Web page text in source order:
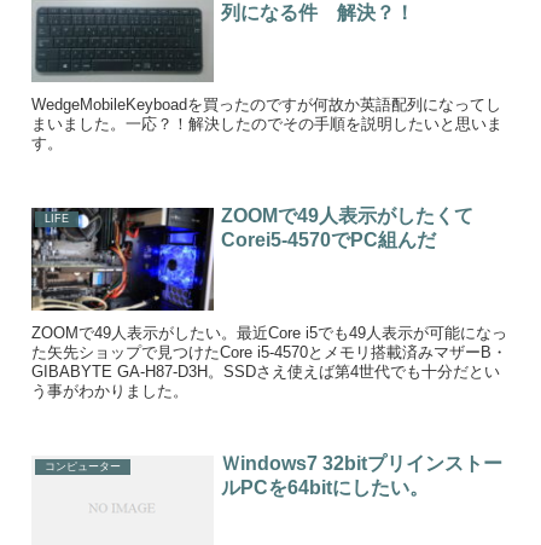
列になる件 解決？！
WedgeMobileKeyboadを買ったのですが何故か英語配列になってし
まいました。一応？！解決したのでその手順を説明したいと思いま
す。
LIFE
ZOOMで49人表示がしたくて
Corei5-4570でPC組んだ
ZOOMで49人表示がしたい。最近Core i5でも49人表示が可能になっ
た矢先ショップで見つけたCore i5-4570とメモリ搭載済みマザーB・
GIBABYTE GA-H87-D3H。SSDさえ使えば第4世代でも十分だとい
う事がわかりました。
コンピューター
Ｗindows7 32bitプリインストー
ルPCを64bitにしたい。